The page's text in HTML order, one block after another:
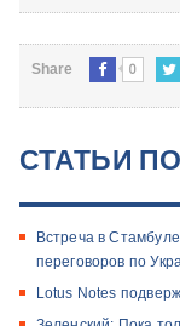
Share 0
СТАТЬИ
Встреча в
переговоров по
Lotus Notes